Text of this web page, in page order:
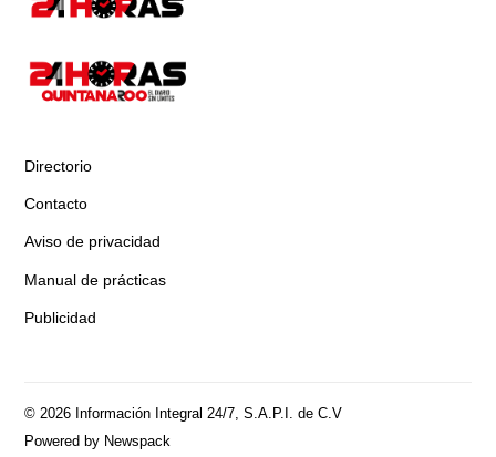
Directorio
Contacto
Aviso de privacidad
Manual de prácticas
Publicidad
© 2026 Información Integral 24/7, S.A.P.I. de C.V
Powered by Newspack